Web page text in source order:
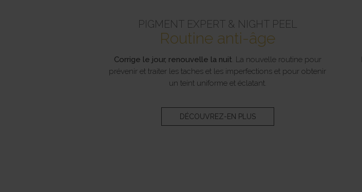
PIGMENT EXPERT & NIGHT PEEL
Routine anti-âge
Corrige le jour, renouvelle la nuit. La nouvelle routine pour
prévenir et traiter les taches et les imperfections et pour obtenir
un teint uniforme et éclatant.
DÉCOUVREZ-EN PLUS